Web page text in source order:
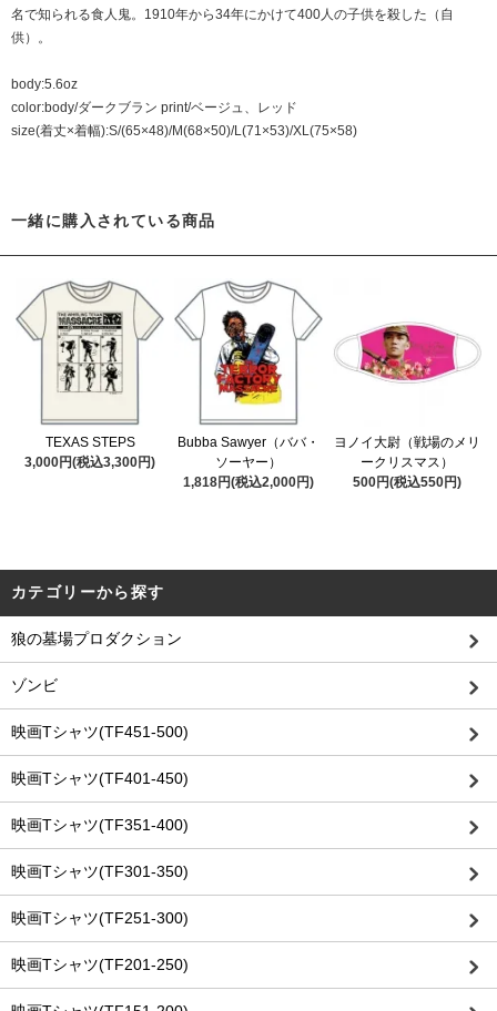
名で知られる食人鬼。1910年から34年にかけて400人の子供を殺した（自
供）。
body:5.6oz
color:body/ダークブラン print/ベージュ、レッド
size(着丈×着幅):S/(65×48)/M(68×50)/L(71×53)/XL(75×58)
一緒に購入されている商品
TEXAS STEPS
3,000円(税込3,300円)
Bubba Sawyer（ババ・
ソーヤー）
1,818円(税込2,000円)
ヨノイ大尉（戦場のメリ
ークリスマス）
500円(税込550円)
カテゴリーから探す
狼の墓場プロダクション
ゾンビ
映画Tシャツ(TF451-500)
映画Tシャツ(TF401-450)
映画Tシャツ(TF351-400)
映画Tシャツ(TF301-350)
映画Tシャツ(TF251-300)
映画Tシャツ(TF201-250)